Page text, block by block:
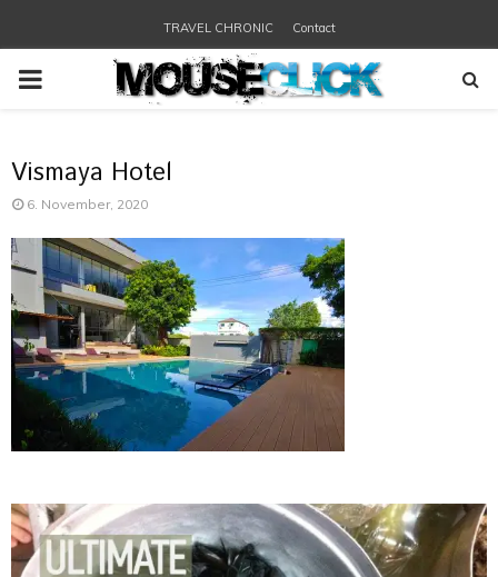
TRAVEL CHRONIC Contact
PRIMARY
Vismaya Hotel
6. November, 2020